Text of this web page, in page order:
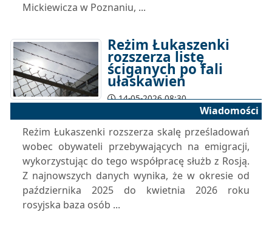
Mickiewicza w Poznaniu, ...
Reżim Łukaszenki
rozszerza listę
ściganych po fali
ułaskawień
14-05-2026 08:30
Wiadomości
Reżim Łukaszenki rozszerza skalę prześladowań
wobec obywateli przebywających na emigracji,
wykorzystując do tego współpracę służb z Rosją.
Z najnowszych danych wynika, że w okresie od
października 2025 do kwietnia 2026 roku
rosyjska baza osób ...